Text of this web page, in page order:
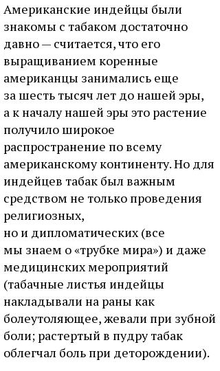
Американские индейцы были
знакомы с табаком достаточно
давно — считается, что его
выращиванием коренные
американцы занимались еще
за шесть тысяч лет до нашей эры,
а к началу нашей эры это растение
получило широкое
распространение по всему
американскому континенту. Но для
индейцев табак был важным
средством не только проведения
религиозных,
но и дипломатических (все
мы знаем о «трубке мира») и даже
медицинских мероприятий
(табачные листья индейцы
накладывали на раны как
болеутоляющее, жевали при зубной
боли; растертый в пудру табак
облегчал боль при деторождении).